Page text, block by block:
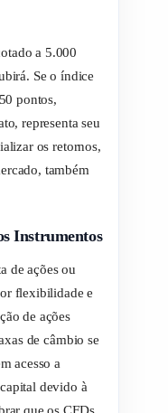
a 5.000
Se o índice
pontos,
representa seu
os retornos,
também
Instrumentos
de ações ou
flexibilidade e
de ações
de câmbio se
acesso a
devido à